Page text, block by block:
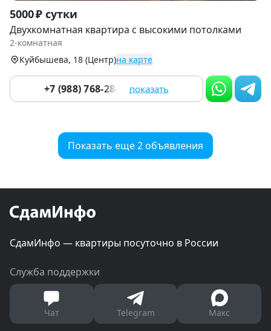
Item
1
of
5000 ₽ сутки
Двухкомнатная квартира с высокими потолками
2-комнатная
Куйбышева, 18 (Центр)на карте
+7 (988) 768-28-07 показать
Показать еще 2 объявления
СдамИнфо — квартиры посуточно в России
Служба поддержки
Чат Telegram Макс